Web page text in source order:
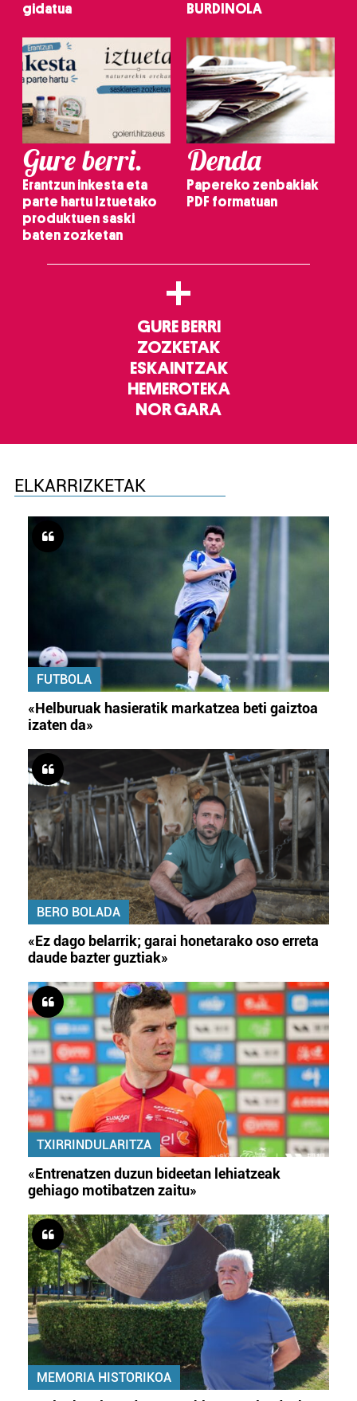
gidatua
BURDINOLA
Gure berri.
Erantzun inkesta eta
parte hartu Iztuetako
produktuen saski
baten zozketan
Denda
Papereko zenbakiak
PDF formatuan
+
GURE BERRI
ZOZKETAK
ESKAINTZAK
HEMEROTEKA
NOR GARA
ELKARRIZKETAK
FUTBOLA
«Helburuak hasieratik markatzea beti gaiztoa
izaten da»
BERO BOLADA
«Ez dago belarrik; garai honetarako oso erreta
daude bazter guztiak»
TXIRRINDULARITZA
«Entrenatzen duzun bideetan lehiatzeak
gehiago motibatzen zaitu»
MEMORIA HISTORIKOA